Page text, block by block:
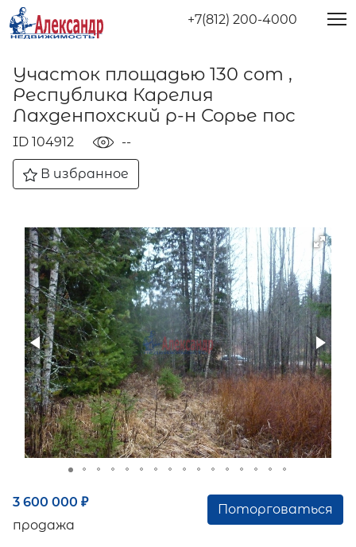
+7(812) 200-4000
Участок площадью 130 сот ,
Республика Карелия
Лахденпохский р-н Сорье пос
ID 104912 --
В избранное
3 600 000 ₽
продажа
Поторговаться